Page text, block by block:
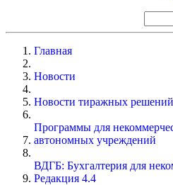
Главная
Новости
Новости тиражных решений
Программы для
автономных учреждений
ВДГБ: Бухгалтерия для
Редакция 4.4